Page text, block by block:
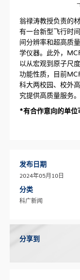
翁禄涛教授负责的
有一台新型飞行时
间分辨率和超高质
学仪器。此外，
以从宏观到原子尺
功能性质，目前
科大两校园、校外
究提供高质量服务。
*有合作意向的单
发布日期
2024年05月10日
分类
科广新闻
分享到